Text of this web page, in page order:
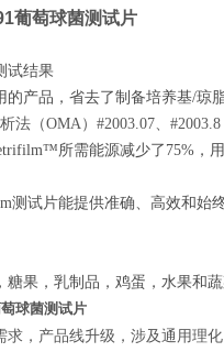
葡萄球菌测试片
试结果
的产品，省去了制备培养基/琼
法（OMA）#2003.07、
所需能源减少了75%，
测试片能提供准确、高效和始
糖果，乳制品，鸡蛋，水果和
球菌测试片
求，产品线升级，涉及通用理